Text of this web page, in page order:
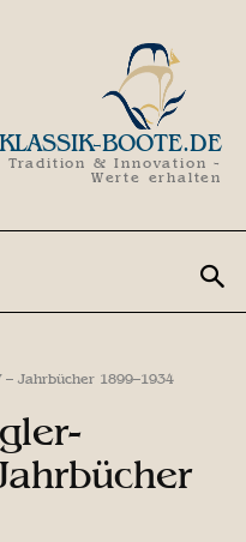
KLASSIK-BOOTE.DE
Tradition & Innovation -
Werte erhalten
– Jahrbücher 1899–1934